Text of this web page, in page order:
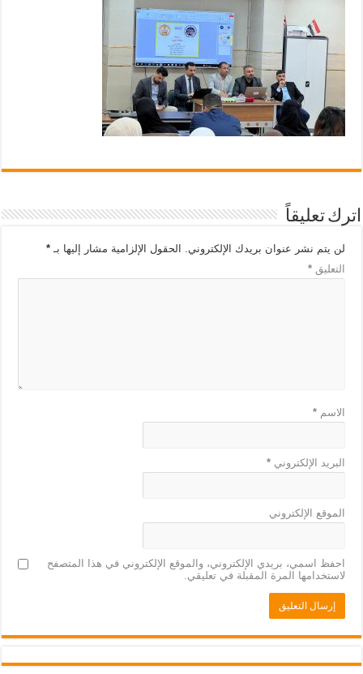
اترك تعليقاً
لن يتم نشر عنوان بريدك الإلكتروني. الحقول الإلزامية مشار إليها بـ*
التعليق*
الاسم*
البريد الإلكتروني*
الموقع الإلكتروني
احفظ اسمي، بريدي الإلكتروني، والموقع الإلكتروني في هذا المتصفح
لاستخدامها المرة المقبلة في تعليقي.